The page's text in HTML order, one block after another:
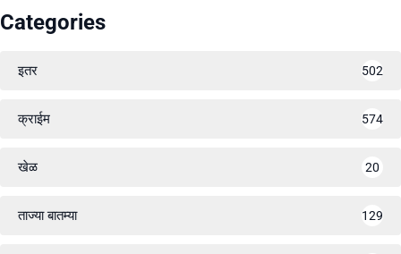
Categories
इतर 502
क्राईम 574
खेळ 20
ताज्या बातम्या 129